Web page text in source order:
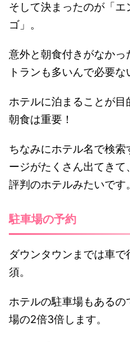
そして決まったのが「
ゴ」。
意外と朝食付きがなか
トランも多いんで必要な
ホテルに泊まることが
朝食は重要！
ちなみにホテル名で検
ージがたくさん出てき
評判のホテルみたいです。
駐車場の予約
ダウンタウンまでは車
須。
ホテルの駐車場もある
場の2倍3倍します。